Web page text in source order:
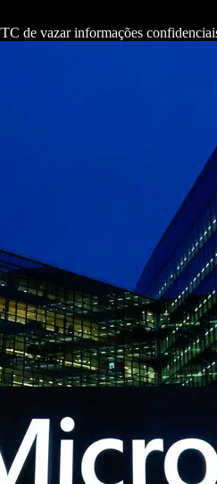
de vazar informações